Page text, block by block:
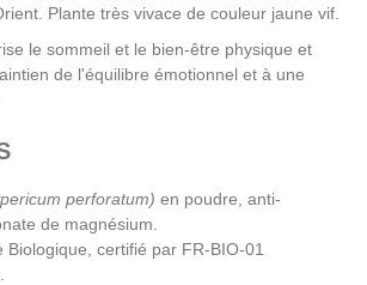
Plante très vivace de couleur jaune vif.
le sommeil et le bien-être physique et
de l'équilibre émotionnel et à une
perforatum) en poudre, anti-
de magnésium.
Biologique, certifié par FR-BIO-01